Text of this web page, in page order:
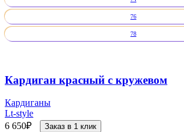
76
78
Кардиган красный с кружевом
Кардиганы
Lt-style
6 650₽ Заказ в 1 клик